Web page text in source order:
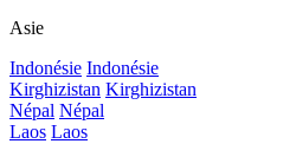
Asie
Indonésie Indonésie
Kirghizistan Kirghizistan
Népal Népal
Laos Laos